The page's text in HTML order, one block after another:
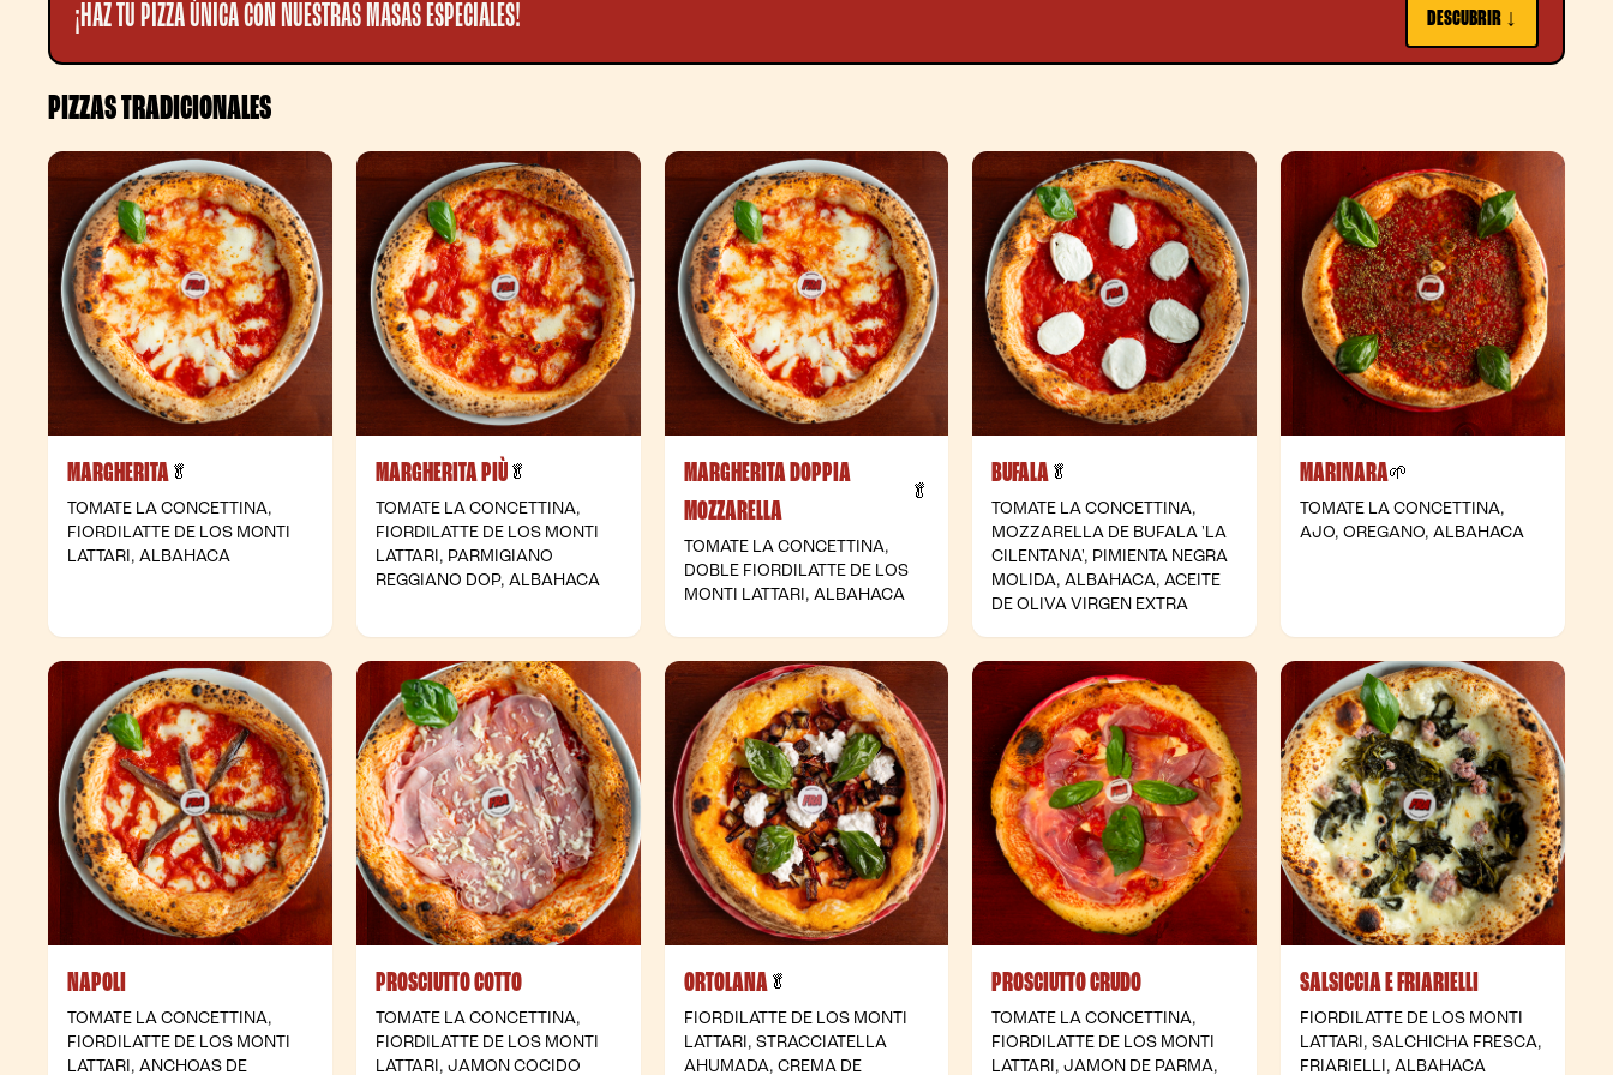
¡HAZ TU PIZZA ÚNICA CON NUESTRAS MASAS ESPECIALES! DESCUBRIR ↓
PIZZAS TRADICIONALES
MARGHERITA 🥬
TOMATE LA CONCETTINA,
FIORDILATTE DE LOS MONTI
LATTARI, ALBAHACA
MARGHERITA PIÙ🥬
TOMATE LA CONCETTINA,
FIORDILATTE DE LOS MONTI
LATTARI, PARMIGIANO
REGGIANO DOP, ALBAHACA
MARGHERITA DOPPIA
MOZZARELLA
🥬
TOMATE LA CONCETTINA,
DOBLE FIORDILATTE DE LOS
MONTI LATTARI, ALBAHACA
BUFALA 🥬
TOMATE LA CONCETTINA,
MOZZARELLA DE BUFALA 'LA
CILENTANA', PIMIENTA NEGRA
MOLIDA, ALBAHACA, ACEITE
DE OLIVA VIRGEN EXTRA
MARINARA🌱
TOMATE LA CONCETTINA,
AJO, OREGANO, ALBAHACA
NAPOLI
TOMATE LA CONCETTINA,
FIORDILATTE DE LOS MONTI
LATTARI, ANCHOAS DE
PROSCIUTTO COTTO
TOMATE LA CONCETTINA,
FIORDILATTE DE LOS MONTI
LATTARI, JAMON COCIDO
ORTOLANA🥬
FIORDILATTE DE LOS MONTI
LATTARI, STRACCIATELLA
AHUMADA, CREMA DE
PROSCIUTTO CRUDO
TOMATE LA CONCETTINA,
FIORDILATTE DE LOS MONTI
LATTARI, JAMON DE PARMA,
SALSICCIA E FRIARIELLI
FIORDILATTE DE LOS MONTI
LATTARI, SALCHICHA FRESCA,
FRIARIELLI, ALBAHACA